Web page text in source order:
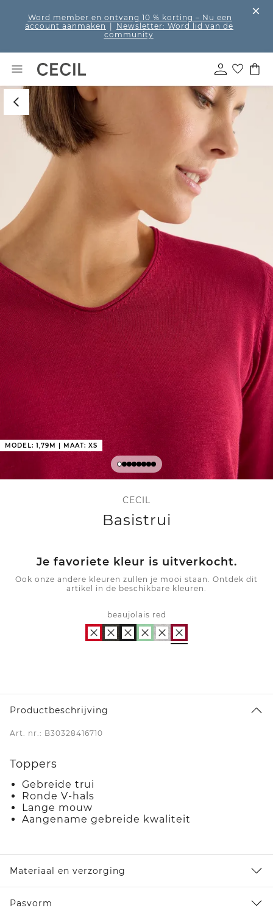
Word member en ontvang 10 % korting – Nu een
account aanmaken
Newsletter: Word lid van de
community
MODEL: 1,79M | MAAT: XS
CECIL
Basistrui
Je favoriete kleur is uitverkocht.
Ook onze andere kleuren zullen je mooi staan. Ontdek dit
artikel in de beschikbare kleuren.
beaujolais red
Productbeschrijving
Art. nr.: B30328416710
Toppers
Gebreide trui
Ronde V-hals
Lange mouw
Aangename gebreide kwaliteit
Materiaal en verzorging
Pasvorm